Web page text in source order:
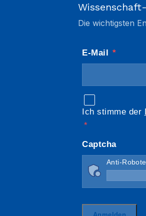
Die wichtigsten